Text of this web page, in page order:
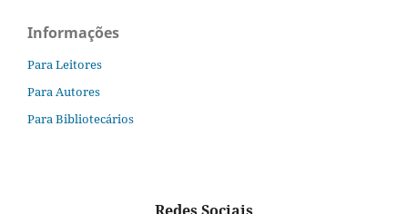
Informações
Para Leitores
Para Autores
Para Bibliotecários